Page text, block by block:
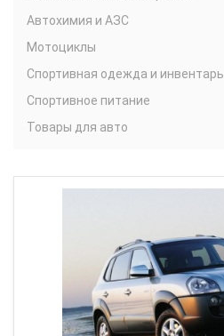
Автохимия и АЗС
Мотоциклы
Спортивная одежда и инвентарь
Спортивное питание
Товары для авто